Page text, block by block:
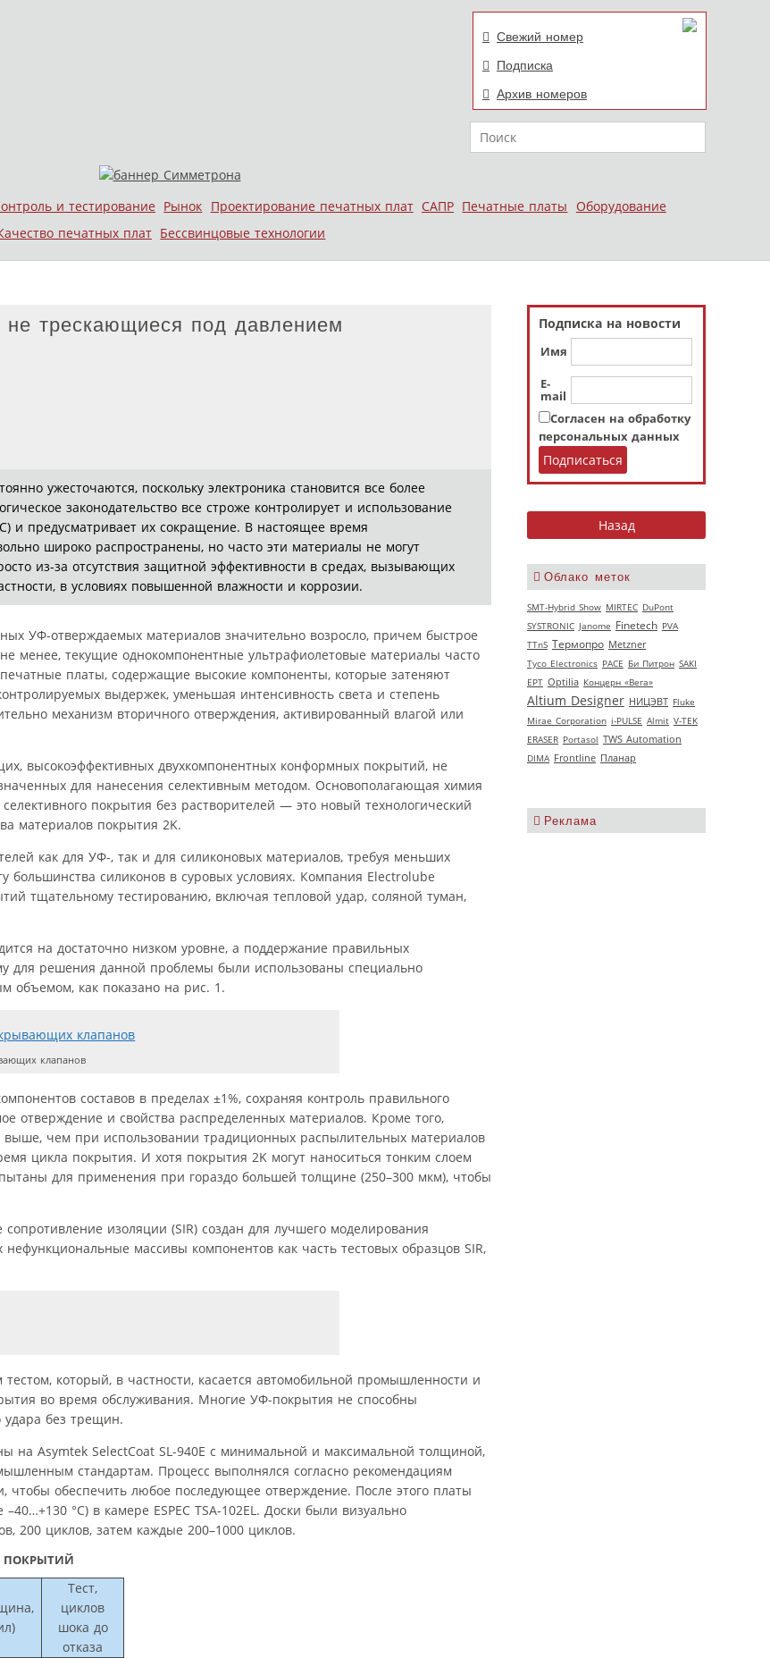
Свежий номер
Подписка
Архив номеров
Поиск
и тестирование Рынок Проектирование печатных плат САПР Печатные платы
Оборудование
печатных плат Бессвинцовые технологии
Подписка на новости
Имя
E-
mail
Согласен на обработку
персональных данных
Облако меток
SMT-Hybrid Show MIRTEC DuPont
SYSTRONIC Janome Finetech PVA
TTnS Термопро Metzner
Tyco Electronics РАСЕ Би Питрон SAKI
EPT Optilia Концерн «Вега»
Altium Designer НИЦЭВТ Fluke
Mirae Corporation i-PULSE Almit V‑TEK
ERASER Portasol TWS Automation
DIMA Frontline Планар
Реклама
трескающиеся под давлением
ужесточаются, поскольку электроника становится все более
законодательство все строже контролирует и использование
и предусматривает их сокращение. В настоящее время
широко распространены, но часто эти материалы не могут
из-за отсутствия защитной эффективности в средах, вызывающих
в условиях повышенной влажности и коррозии.
УФ-отверждаемых материалов значительно возросло, причем быстрое
менее, текущие однокомпонентные ультрафиолетовые материалы часто
платы, содержащие высокие компоненты, которые затеняют
выдержек, уменьшая интенсивность света и степень
механизм вторичного отверждения, активированный влагой или
высокоэффективных двухкомпонентных конформных покрытий, не
для нанесения селективным методом. Основополагающая химия
покрытия без растворителей — это новый технологический
материалов покрытия 2K.
как для УФ-, так и для силиконовых материалов, требуя меньших
силиконов в суровых условиях. Компания Electrolube
тщательному тестированию, включая тепловой удар, соляной туман,
на достаточно низком уровне, а поддержание правильных
для решения данной проблемы были использованы специально
объемом, как показано на рис. 1.
клапанов
составов в пределах ±1%, сохраняя контроль правильного
отверждение и свойства распределенных материалов. Кроме того,
выше, чем при использовании традиционных распылительных материалов
цикла покрытия. И хотя покрытия 2K могут наноситься тонким слоем
для применения при гораздо большей толщине (250–300 мкм), чтобы
изоляции (SIR) создан для лучшего моделирования
массивы компонентов как часть тестовых образцов SIR,
который, в частности, касается автомобильной промышленности и
во время обслуживания. Многие УФ-покрытия не способны
удара без трещин.
Asymtek SelectCoat SL-940E с минимальной и максимальной толщиной,
стандартам. Процесс выполнялся согласно рекомендациям
обеспечить любое последующее отверждение. После этого платы
°C) в камере ESPEC TSA-102EL. Доски были визуально
200 циклов, затем каждые 200–1000 циклов.
ПОКРЫТИЙ
Тест,
циклов
шока до
отказа